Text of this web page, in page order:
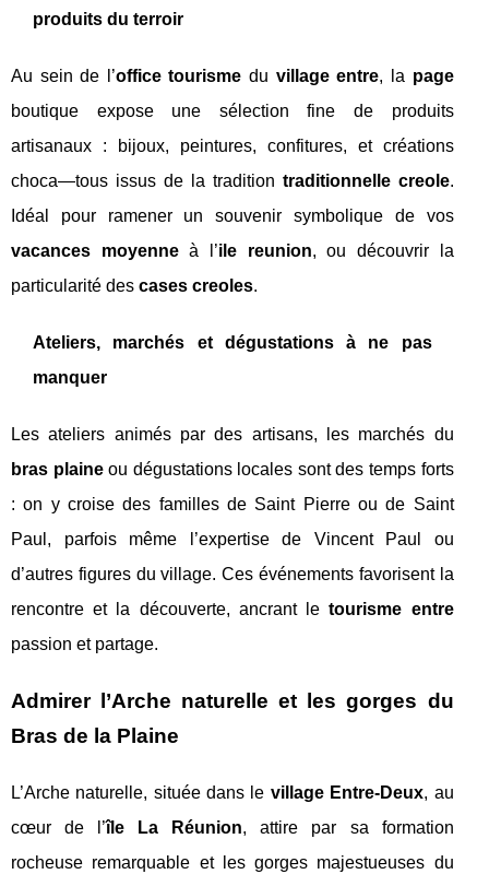
produits du terroir
Au sein de l’office tourisme du village entre, la page
boutique expose une sélection fine de produits
artisanaux : bijoux, peintures, confitures, et créations
choca—tous issus de la tradition traditionnelle creole.
Idéal pour ramener un souvenir symbolique de vos
vacances moyenneà l’ile reunion, ou découvrir la
particularité des cases creoles.
Ateliers, marchés et dégustations à ne pas
manquer
Les ateliers animés par des artisans, les marchés du
bras plaineou dégustations locales sont des temps forts
: on y croise des familles de Saint Pierre ou de Saint
Paul, parfois même l’expertise de Vincent Paul ou
d’autres figures du village. Ces événements favorisent la
rencontre et la découverte, ancrant letourisme entre
passion et partage.
Admirer l’Arche naturelle et les gorges du
Bras de la Plaine
L’Arche naturelle, située dans le village Entre-Deux, au
cœur de l’île La Réunion, attire par sa formation
rocheuse remarquable et les gorges majestueuses du